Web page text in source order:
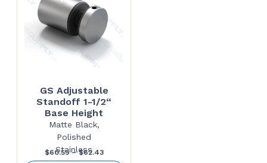
GS Adjustable
Standoff 1-1/2“
Base Height
Matte Black,
Polished
Stainless
$60.55 – $62.43Price